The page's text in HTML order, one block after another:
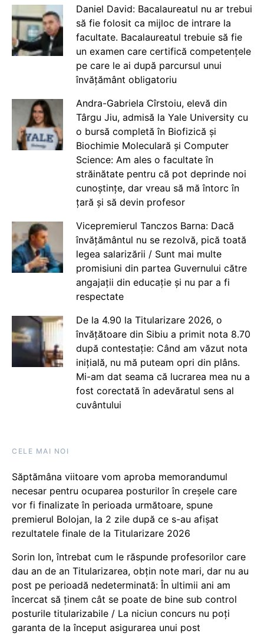
Daniel David: Bacalaureatul nu ar trebui
să fie folosit ca mijloc de intrare la
facultate. Bacalaureatul trebuie să fie
un examen care certifică competențele
pe care le ai după parcursul unui
învățământ obligatoriu
Andra-Gabriela Cîrstoiu, elevă din
Târgu Jiu, admisă la Yale University cu
o bursă completă în Biofizică și
Biochimie Moleculară și Computer
Science: Am ales o facultate în
străinătate pentru că pot deprinde noi
cunoștințe, dar vreau să mă întorc în
țară și să devin profesor
Vicepremierul Tanczos Barna: Dacă
învățământul nu se rezolvă, pică toată
legea salarizării / Sunt mai multe
promisiuni din partea Guvernului către
angajații din educație și nu par a fi
respectate
De la 4.90 la Titularizare 2026, o
învățătoare din Sibiu a primit nota 8.70
după contestație: Când am văzut nota
inițială, nu mă puteam opri din plâns.
Mi-am dat seama că lucrarea mea nu a
fost corectată în adevăratul sens al
cuvântului
CELE MAI NOI
Săptămâna viitoare vom aproba memorandumul
necesar pentru ocuparea posturilor în creșele care
vor fi finalizate în perioada următoare, spune
premierul Bolojan, la 2 zile după ce s-au afișat
rezultatele finale de la Titularizare 2026
Sorin Ion, întrebat cum le răspunde profesorilor care
dau an de an Titularizarea, obțin note mari, dar nu au
post pe perioadă nedeterminată: În ultimii ani am
încercat să ținem cât se poate de bine sub control
posturile titularizabile / La niciun concurs nu poți
garanta de la început asigurarea unui post